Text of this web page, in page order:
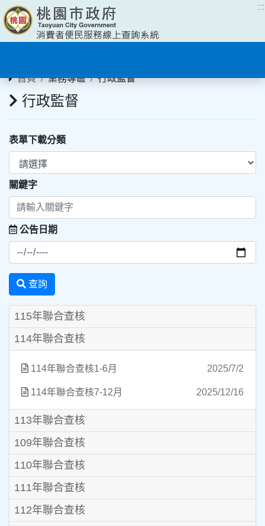
:::
首頁 業務專區 行政監督
行政監督
表單下載分類
關鍵字
公告日期
查詢
115年聯合查核
114年聯合查核
114年聯合查核1-6月 2025/7/2
114年聯合查核7-12月 2025/12/16
113年聯合查核
109年聯合查核
110年聯合查核
111年聯合查核
112年聯合查核